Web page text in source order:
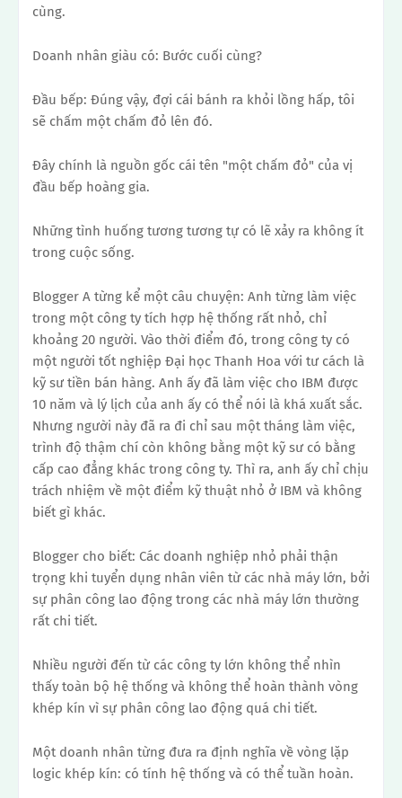
cùng.
Doanh nhân giàu có: Bước cuối cùng?
Đầu bếp: Đúng vậy, đợi cái bánh ra khỏi lồng hấp, tôi
sẽ chấm một chấm đỏ lên đó.
Đây chính là nguồn gốc cái tên "một chấm đỏ" của vị
đầu bếp hoàng gia.
Những tình huống tương tương tự có lẽ xảy ra không ít
trong cuộc sống.
Blogger A từng kể một câu chuyện: Anh từng làm việc
trong một công ty tích hợp hệ thống rất nhỏ, chỉ
khoảng 20 người. Vào thời điểm đó, trong công ty có
một người tốt nghiệp Đại học Thanh Hoa với tư cách là
kỹ sư tiền bán hàng. Anh ấy đã làm việc cho IBM được
10 năm và lý lịch của anh ấy có thể nói là khá xuất sắc.
Nhưng người này đã ra đi chỉ sau một tháng làm việc,
trình độ thậm chí còn không bằng một kỹ sư có bằng
cấp cao đẳng khác trong công ty. Thì ra, anh ấy chỉ chịu
trách nhiệm về một điểm kỹ thuật nhỏ ở IBM và không
biết gì khác.
Blogger cho biết: Các doanh nghiệp nhỏ phải thận
trọng khi tuyển dụng nhân viên từ các nhà máy lớn, bởi
sự phân công lao động trong các nhà máy lớn thường
rất chi tiết.
Nhiều người đến từ các công ty lớn không thể nhìn
thấy toàn bộ hệ thống và không thể hoàn thành vòng
khép kín vì sự phân công lao động quá chi tiết.
Một doanh nhân từng đưa ra định nghĩa về vòng lặp
logic khép kín: có tính hệ thống và có thể tuần hoàn.